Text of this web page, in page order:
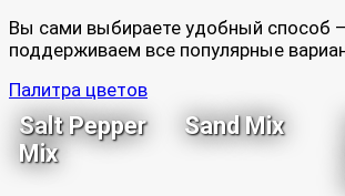
Вы сами выбираете удобный способ
поддерживаем все популярные
Палитра цветов
Salt Pepper
Mix
Sand Mix